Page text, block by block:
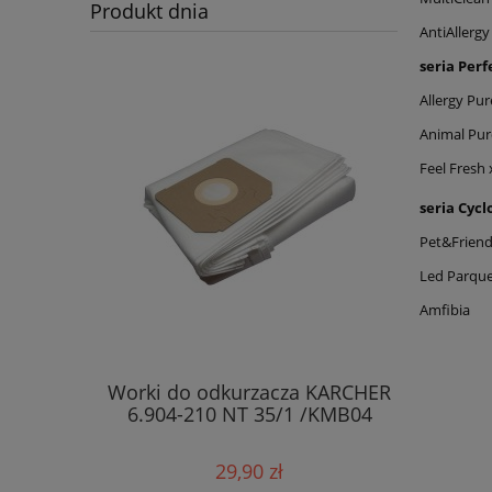
Produkt dnia
Worki do odkurzacza KARCHER
6.904-210 NT 35/1 /KMB04
29,90 zł
AntiAllergy
seria
Allergy
Animal
Feel Fresh
seria
Led
Amfibia